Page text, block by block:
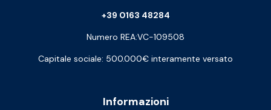
Informazioni
+39 0163 48284
Numero REA:VC-109508
Capitale sociale: 500.000€ interamente versato